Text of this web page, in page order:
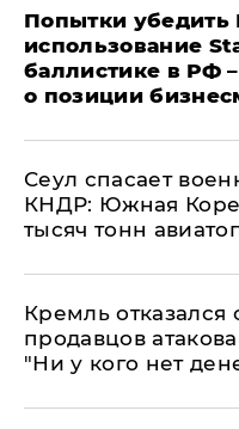
Попытки убедить
использование
баллистике в РФ
о позиции
​Сеул спасает
КНДР: Южная
тысяч тонн
Кремль отказался
продавцов
"Ни у кого нет